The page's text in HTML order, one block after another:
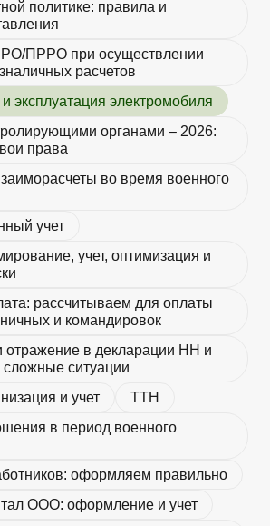
политике: правила и
ПРРО при осуществлении
расчетов
эксплуатация электромобиля
органами – 2026:
права
во время военного
учет
учет, оптимизация и
рассчитываем для оплаты
и командировок
отражение в декларации НН и
ситуации
и учет
ТТН
в период военного
оформляем правильно
ООО: оформление и учет